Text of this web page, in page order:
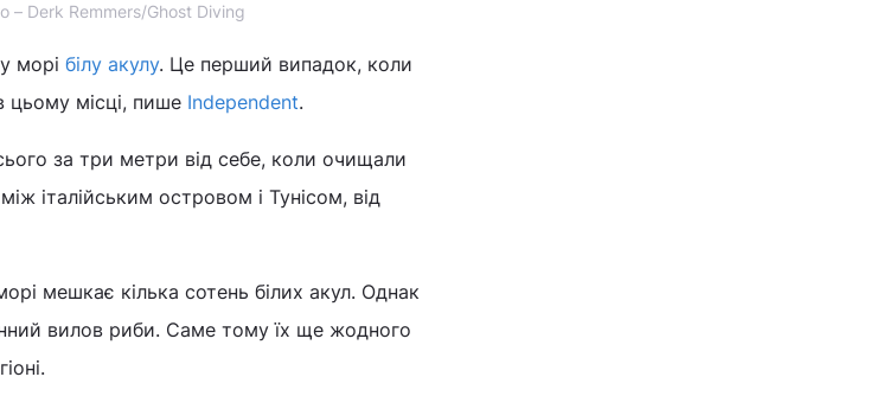
– Derk Remmers/Ghost Diving
морі білу акулу. Це перший випадок, коли
цьому місці, пише Independent.
за три метри від себе, коли очищали
італійським островом і Тунісом, від
мешкає кілька сотень білих акул. Однак
вилов риби. Саме тому їх ще жодного